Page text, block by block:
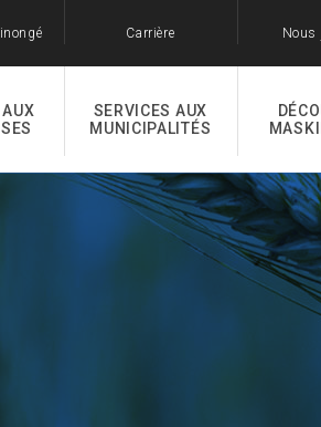
Carrière Nous
SERVICES AUX
MUNICIPALITÉS